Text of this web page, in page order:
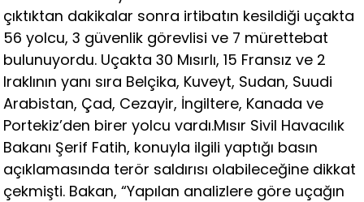
çıktıktan dakikalar sonra irtibatın kesildiği uçakta
56 yolcu, 3 güvenlik görevlisi ve 7 mürettebat
bulunuyordu. Uçakta 30 Mısırlı, 15 Fransız ve 2
Iraklının yanı sıra Belçika, Kuveyt, Sudan, Suudi
Arabistan, Çad, Cezayir, İngiltere, Kanada ve
Portekiz’den birer yolcu vardı.Mısır Sivil Havacılık
Bakanı Şerif Fatih, konuyla ilgili yaptığı basın
açıklamasında terör saldırısı olabileceğine dikkat
çekmişti. Bakan, “Yapılan analizlere göre uçağın